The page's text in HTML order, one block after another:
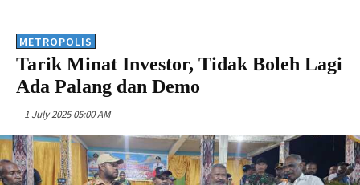
METROPOLIS
Tarik Minat Investor, Tidak Boleh Lagi
Ada Palang dan Demo
1 July 2025 05:00 AM